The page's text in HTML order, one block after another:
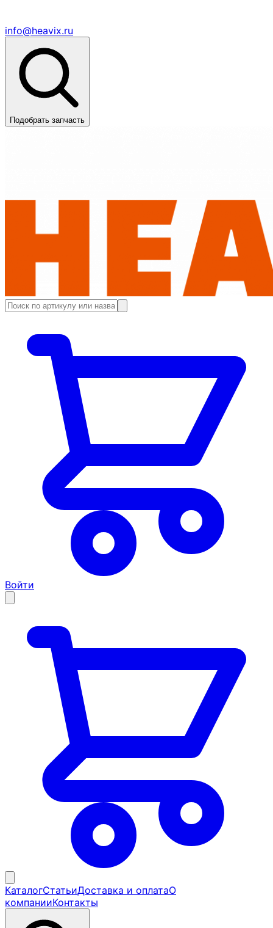
info@heavix.ru
Подобрать запчасть
Войти
КаталогСтатьиДоставка и оплатаО
компанииКонтакты